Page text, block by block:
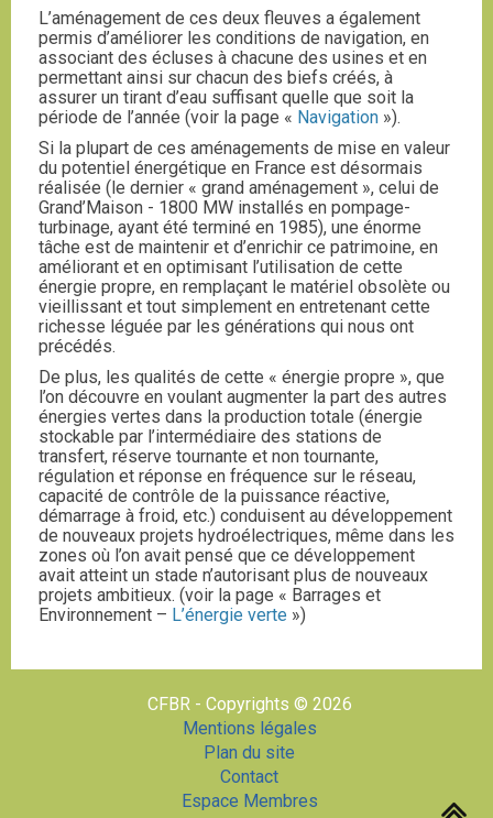
L’aménagement de ces deux fleuves a également
permis d’améliorer les conditions de navigation, en
associant des écluses à chacune des usines et en
permettant ainsi sur chacun des biefs créés, à
assurer un tirant d’eau suffisant quelle que soit la
période de l’année (voir la page « Navigation »).
Si la plupart de ces aménagements de mise en valeur
du potentiel énergétique en France est désormais
réalisée (le dernier « grand aménagement », celui de
Grand’Maison - 1800 MW installés en pompage-
turbinage, ayant été terminé en 1985), une énorme
tâche est de maintenir et d’enrichir ce patrimoine, en
améliorant et en optimisant l’utilisation de cette
énergie propre, en remplaçant le matériel obsolète ou
vieillissant et tout simplement en entretenant cette
richesse léguée par les générations qui nous ont
précédés.
De plus, les qualités de cette « énergie propre », que
l’on découvre en voulant augmenter la part des autres
énergies vertes dans la production totale (énergie
stockable par l’intermédiaire des stations de
transfert, réserve tournante et non tournante,
régulation et réponse en fréquence sur le réseau,
capacité de contrôle de la puissance réactive,
démarrage à froid, etc.) conduisent au développement
de nouveaux projets hydroélectriques, même dans les
zones où l’on avait pensé que ce développement
avait atteint un stade n’autorisant plus de nouveaux
projets ambitieux. (voir la page « Barrages et
Environnement – L’énergie verte »)
CFBR - Copyrights © 2026
Mentions légales
Plan du site
Contact
Espace Membres